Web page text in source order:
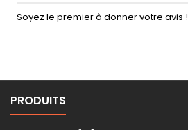
Soyez le premier à donner votre avis !
PRODUITS